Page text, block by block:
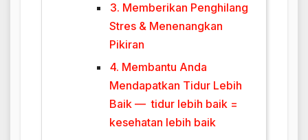
3. Memberikan Penghilang
Stres & Menenangkan
Pikiran
4. Membantu Anda
Mendapatkan Tidur Lebih
Baik — tidur lebih baik =
kesehatan lebih baik